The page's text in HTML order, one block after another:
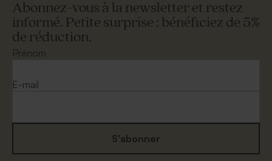
Abonnez-vous à la newsletter et restez
informé. Petite surprise : bénéficiez de 5%
de réduction.
Prénom
E-mail
S'abonner